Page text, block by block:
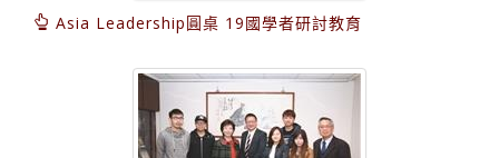
Asia Leadership圓桌 19國學者研討教育